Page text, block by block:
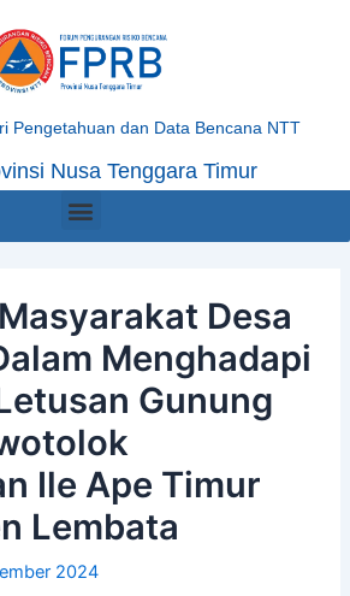
Pengetahuan dan Data Bencana NTT
Nusa Tenggara Timur
Menu
Desa
Menghadapi
Gunung
Ile Ape Timur
Lembata
2024